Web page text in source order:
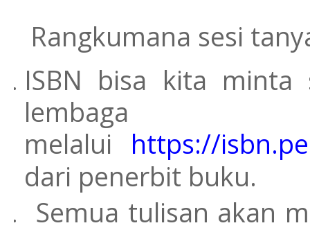
Rangkumana sesi
ISBN bisa kita minta
melalui https://
dari penerbit buku.
Semua tulisan akan